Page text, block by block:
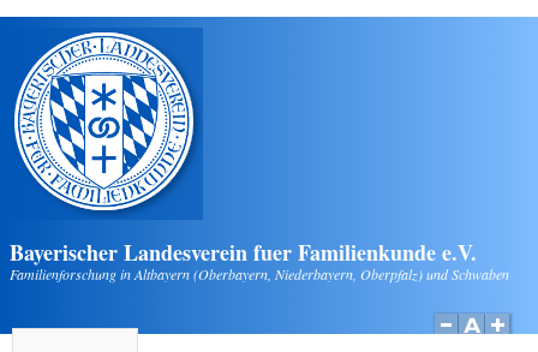
Direkt zum Inhalt
Bayerischer Landesverein fuer Familienkunde e.V.
Familienforschung in Altbayern (Oberbayern, Niederbayern, Oberpfalz) und Schwaben